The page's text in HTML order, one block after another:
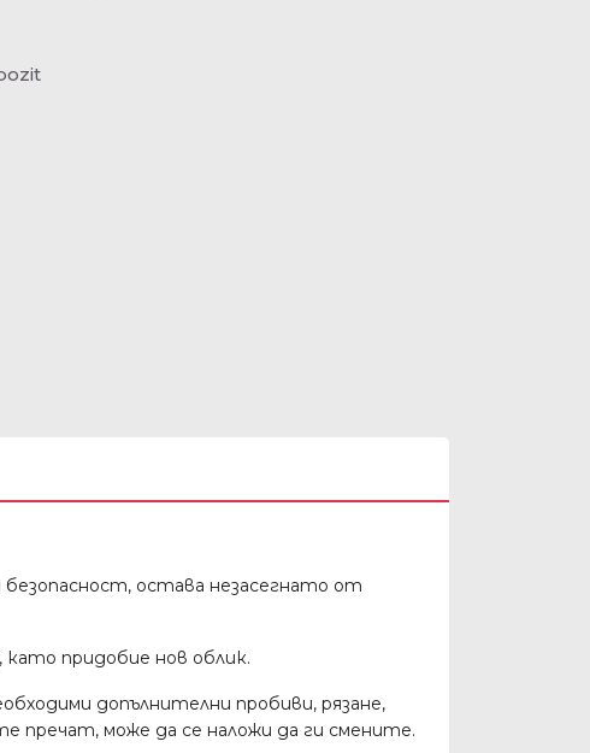
остава незасегнато от
като придобие нов облик.
допълнителни пробиви, рязане,
пречат, може да се наложи да ги смените.